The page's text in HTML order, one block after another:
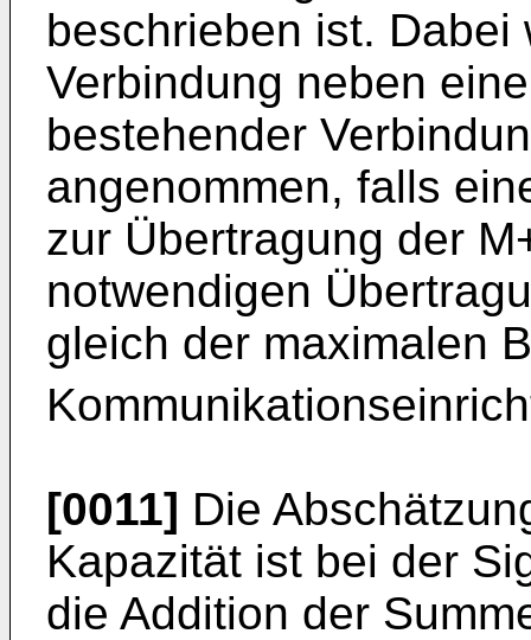
beschrieben ist.
Verbindung neben
bestehender
angenommen, falls
zur Übertragung der
notwendigen
gleich der maximalen
[0011] Die
Kapazität ist bei der
die Addition der